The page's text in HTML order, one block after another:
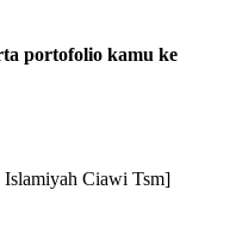
portofolio kamu ke
Ciawi Tsm]